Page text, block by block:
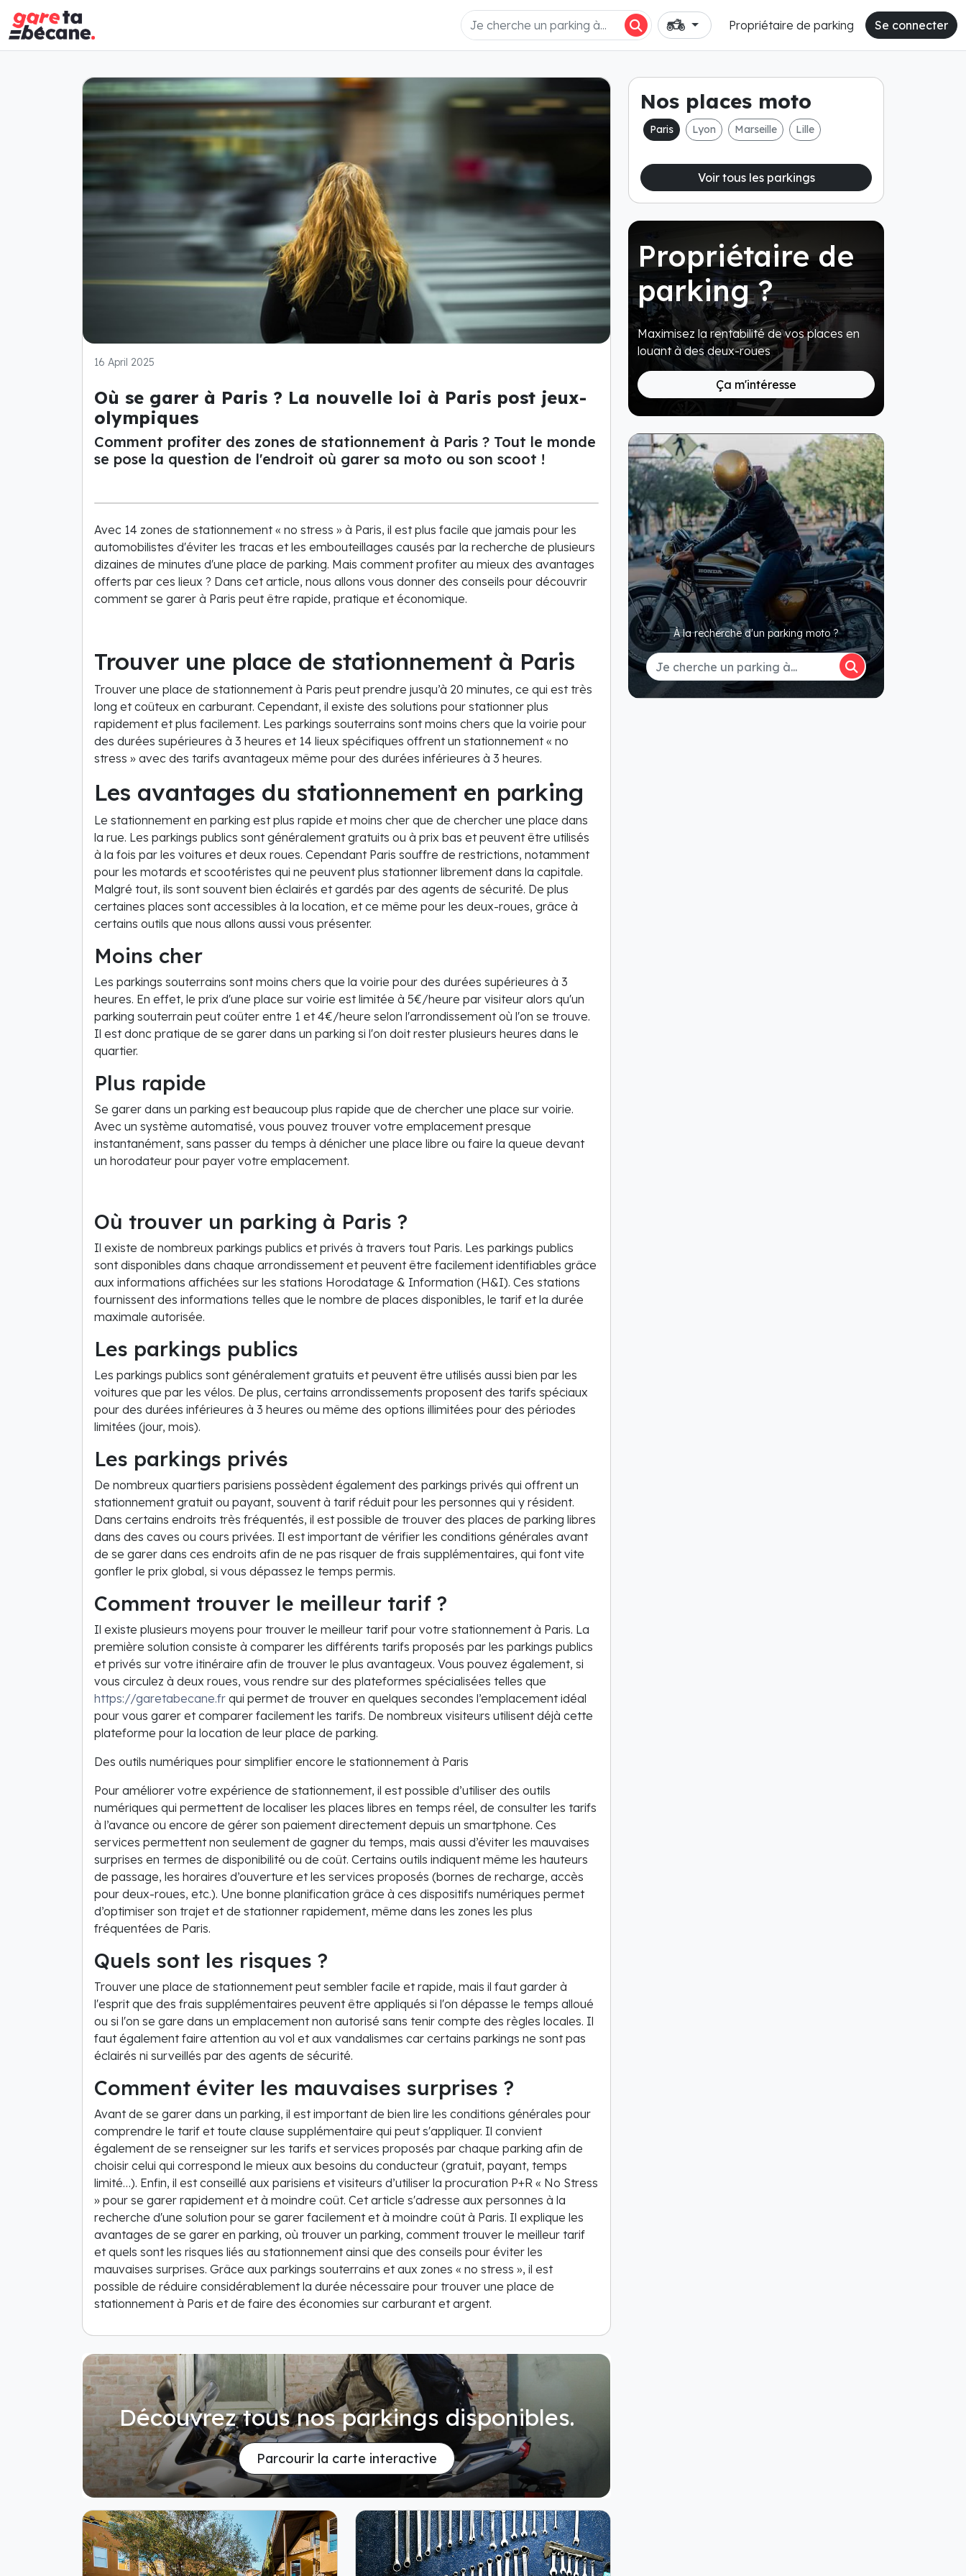
Propriétaire de parking Se connecter
16 April 2025
Où se garer à Paris ? La nouvelle loi à Paris post jeux-
olympiques
Comment profiter des zones de stationnement à Paris ? Tout le monde
se pose la question de l'endroit où garer sa moto ou son scoot !
Avec 14 zones de stationnement « no stress » à Paris, il est plus facile que jamais pour les
automobilistes d'éviter les tracas et les embouteillages causés par la recherche de plusieurs
dizaines de minutes d'une place de parking. Mais comment profiter au mieux des avantages
offerts par ces lieux ? Dans cet article, nous allons vous donner des conseils pour découvrir
comment se garer à Paris peut être rapide, pratique et économique.
Trouver une place de stationnement à Paris
Trouver une place de stationnement à Paris peut prendre jusqu’à 20 minutes, ce qui est très
long et coûteux en carburant. Cependant, il existe des solutions pour stationner plus
rapidement et plus facilement. Les parkings souterrains sont moins chers que la voirie pour
des durées supérieures à 3 heures et 14 lieux spécifiques offrent un stationnement « no
stress » avec des tarifs avantageux même pour des durées inférieures à 3 heures.
Les avantages du stationnement en parking
Le stationnement en parking est plus rapide et moins cher que de chercher une place dans
la rue. Les parkings publics sont généralement gratuits ou à prix bas et peuvent être utilisés
à la fois par les voitures et deux roues. Cependant Paris souffre de restrictions, notamment
pour les motards et scootéristes qui ne peuvent plus stationner librement dans la capitale.
Malgré tout, ils sont souvent bien éclairés et gardés par des agents de sécurité. De plus
certaines places sont accessibles à la location, et ce même pour les deux-roues, grâce à
certains outils que nous allons aussi vous présenter.
Moins cher
Les parkings souterrains sont moins chers que la voirie pour des durées supérieures à 3
heures. En effet, le prix d'une place sur voirie est limitée à 5€/heure par visiteur alors qu'un
parking souterrain peut coûter entre 1 et 4€/heure selon l'arrondissement où l'on se trouve.
Il est donc pratique de se garer dans un parking si l'on doit rester plusieurs heures dans le
quartier.
Plus rapide
Se garer dans un parking est beaucoup plus rapide que de chercher une place sur voirie.
Avec un système automatisé, vous pouvez trouver votre emplacement presque
instantanément, sans passer du temps à dénicher une place libre ou faire la queue devant
un horodateur pour payer votre emplacement.
Où trouver un parking à Paris ?
Il existe de nombreux parkings publics et privés à travers tout Paris. Les parkings publics
sont disponibles dans chaque arrondissement et peuvent être facilement identifiables grâce
aux informations affichées sur les stations Horodatage & Information (H&I). Ces stations
fournissent des informations telles que le nombre de places disponibles, le tarif et la durée
maximale autorisée.
Les parkings publics
Les parkings publics sont généralement gratuits et peuvent être utilisés aussi bien par les
voitures que par les vélos. De plus, certains arrondissements proposent des tarifs spéciaux
pour des durées inférieures à 3 heures ou même des options illimitées pour des périodes
limitées (jour, mois).
Les parkings privés
De nombreux quartiers parisiens possèdent également des parkings privés qui offrent un
stationnement gratuit ou payant, souvent à tarif réduit pour les personnes qui y résident.
Dans certains endroits très fréquentés, il est possible de trouver des places de parking libres
dans des caves ou cours privées. Il est important de vérifier les conditions générales avant
de se garer dans ces endroits afin de ne pas risquer de frais supplémentaires, qui font vite
gonfler le prix global, si vous dépassez le temps permis.
Comment trouver le meilleur tarif ?
Il existe plusieurs moyens pour trouver le meilleur tarif pour votre stationnement à Paris. La
première solution consiste à comparer les différents tarifs proposés par les parkings publics
et privés sur votre itinéraire afin de trouver le plus avantageux. Vous pouvez également, si
vous circulez à deux roues, vous rendre sur des plateformes spécialisées telles que
https://garetabecane.fr qui permet de trouver en quelques secondes l’emplacement idéal
pour vous garer et comparer facilement les tarifs. De nombreux visiteurs utilisent déjà cette
plateforme pour la location de leur place de parking.
Des outils numériques pour simplifier encore le stationnement à Paris
Pour améliorer votre expérience de stationnement, il est possible d’utiliser des outils
numériques qui permettent de localiser les places libres en temps réel, de consulter les tarifs
à l’avance ou encore de gérer son paiement directement depuis un smartphone. Ces
services permettent non seulement de gagner du temps, mais aussi d’éviter les mauvaises
surprises en termes de disponibilité ou de coût. Certains outils indiquent même les hauteurs
de passage, les horaires d’ouverture et les services proposés (bornes de recharge, accès
pour deux-roues, etc.). Une bonne planification grâce à ces dispositifs numériques permet
d’optimiser son trajet et de stationner rapidement, même dans les zones les plus
fréquentées de Paris.
Quels sont les risques ?
Trouver une place de stationnement peut sembler facile et rapide, mais il faut garder à
l'esprit que des frais supplémentaires peuvent être appliqués si l'on dépasse le temps alloué
ou si l'on se gare dans un emplacement non autorisé sans tenir compte des règles locales. Il
faut également faire attention au vol et aux vandalismes car certains parkings ne sont pas
éclairés ni surveillés par des agents de sécurité.
Comment éviter les mauvaises surprises ?
Avant de se garer dans un parking, il est important de bien lire les conditions générales pour
comprendre le tarif et toute clause supplémentaire qui peut s'appliquer. Il convient
également de se renseigner sur les tarifs et services proposés par chaque parking afin de
choisir celui qui correspond le mieux aux besoins du conducteur (gratuit, payant, temps
limité…). Enfin, il est conseillé aux parisiens et visiteurs d’utiliser la procuration P+R « No Stress
» pour se garer rapidement et à moindre coût. Cet article s'adresse aux personnes à la
recherche d'une solution pour se garer facilement et à moindre coût à Paris. Il explique les
avantages de se garer en parking, où trouver un parking, comment trouver le meilleur tarif
et quels sont les risques liés au stationnement ainsi que des conseils pour éviter les
mauvaises surprises. Grâce aux parkings souterrains et aux zones « no stress », il est
possible de réduire considérablement la durée nécessaire pour trouver une place de
stationnement à Paris et de faire des économies sur carburant et argent.
Découvrez tous nos parkings disponibles.
Parcourir la carte interactive
Nos places moto
Paris Lyon Marseille Lille
Voir tous les parkings
Propriétaire de
parking ?
Maximisez la rentabilité de vos places en
louant à des deux-roues
Ça m'intéresse
À la recherche d'un parking moto ?